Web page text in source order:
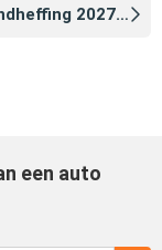
zo voorkomt u dat
een auto